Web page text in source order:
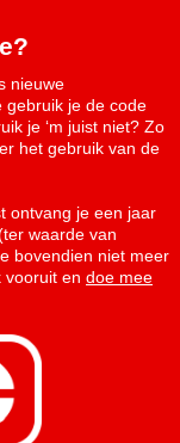
nieuwe
gebruik je de code
je ‘m juist niet? Zo
het gebruik van de
ontvang je een jaar
waarde van
bovendien niet meer
vooruit en doe mee